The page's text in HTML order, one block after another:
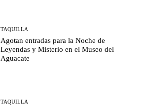
TAQUILLA
Agotan entradas para la Noche de
Leyendas y Misterio en el Museo del
Aguacate
TAQUILLA